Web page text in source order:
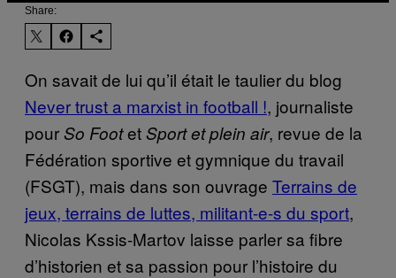
Share:
On savait de lui qu’il était le taulier du blog
Never trust a marxist in football !, journaliste
pourSo FootetSport et plein air, revue de la
Fédération sportive et gymnique du travail
(FSGT), mais dans son ouvrage Terrains de
jeux, terrains de luttes, militant-e-s du sport,
Nicolas Kssis-Martov laisse parler sa fibre
d’historien et sa passion pour l’histoire du